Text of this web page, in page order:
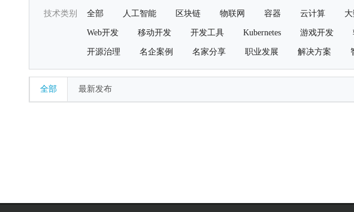
技术类别 全部 人工智能 区块链 物联网 容器 云计算
Web开发 移动开发 开发工具 Kubernetes 游戏开发
开源治理 名企案例 名家分享 职业发展 解决方案
全部 最新发布